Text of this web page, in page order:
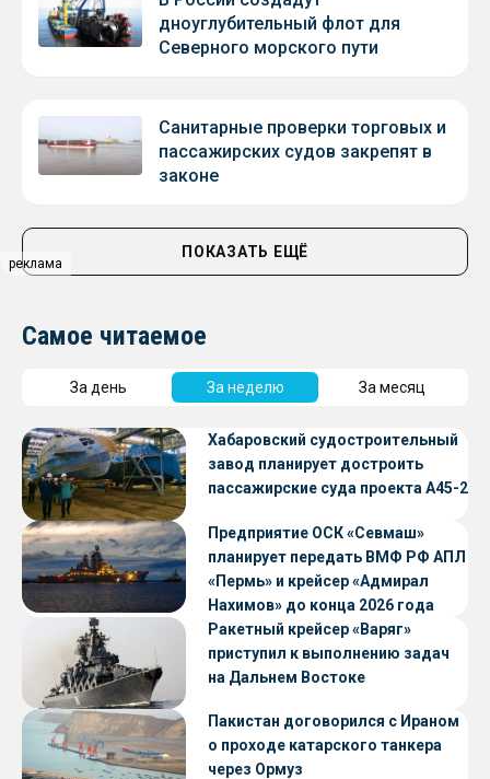
реклама
дноуглубительный флот для
Северного морского пути
Санитарные проверки торговых и
пассажирских судов закрепят в
законе
ПОКАЗАТЬ ЕЩЁ
Самое читаемое
За день За неделю За месяц
Хабаровский судостроительный
завод планирует достроить
пассажирские суда проекта А45-2
Предприятие ОСК «Севмаш»
планирует передать ВМФ РФ АПЛ
«Пермь» и крейсер «Адмирал
Нахимов» до конца 2026 года
Ракетный крейсер «Варяг»
приступил к выполнению задач
на Дальнем Востоке
Пакистан договорился с Ираном
о проходе катарского танкера
через Ормуз